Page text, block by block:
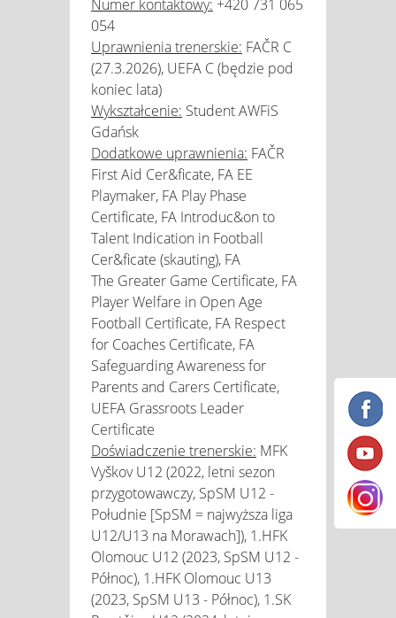
Numer kontaktowy: +420 731 065
054
Uprawnienia trenerskie: FAČR C
(27.3.2026), UEFA C (będzie pod
koniec lata)
Wykształcenie: Student AWFiS
Gdańsk
Dodatkowe uprawnienia: FAČR
First Aid Cer&ficate, FA EE
Playmaker, FA Play Phase
Certificate, FA Introduc&on to
Talent Indication in Football
Cer&ficate (skauting), FA
The Greater Game Certificate, FA
Player Welfare in Open Age
Football Certificate, FA Respect
for Coaches Certificate, FA
Safeguarding Awareness for
Parents and Carers Certificate,
UEFA Grassroots Leader
Certificate
Doświadczenie trenerskie: MFK
Vyškov U12 (2022, letni sezon
przygotowawczy, SpSM U12 -
Południe [SpSM = najwyższa liga
U12/U13 na Morawach]), 1.HFK
Olomouc U12 (2023, SpSM U12 -
Północ), 1.HFK Olomouc U13
(2023, SpSM U13 - Północ), 1.SK